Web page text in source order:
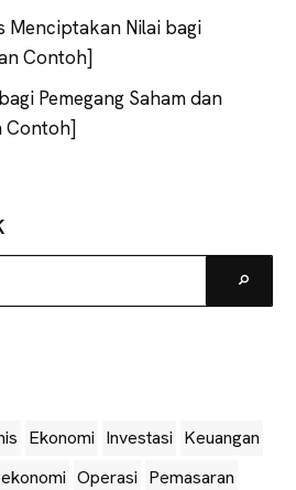
Menciptakan Nilai bagi
Contoh]
Pemegang Saham dan
Contoh]
Ekonomi Investasi Keuangan
Operasi Pemasaran